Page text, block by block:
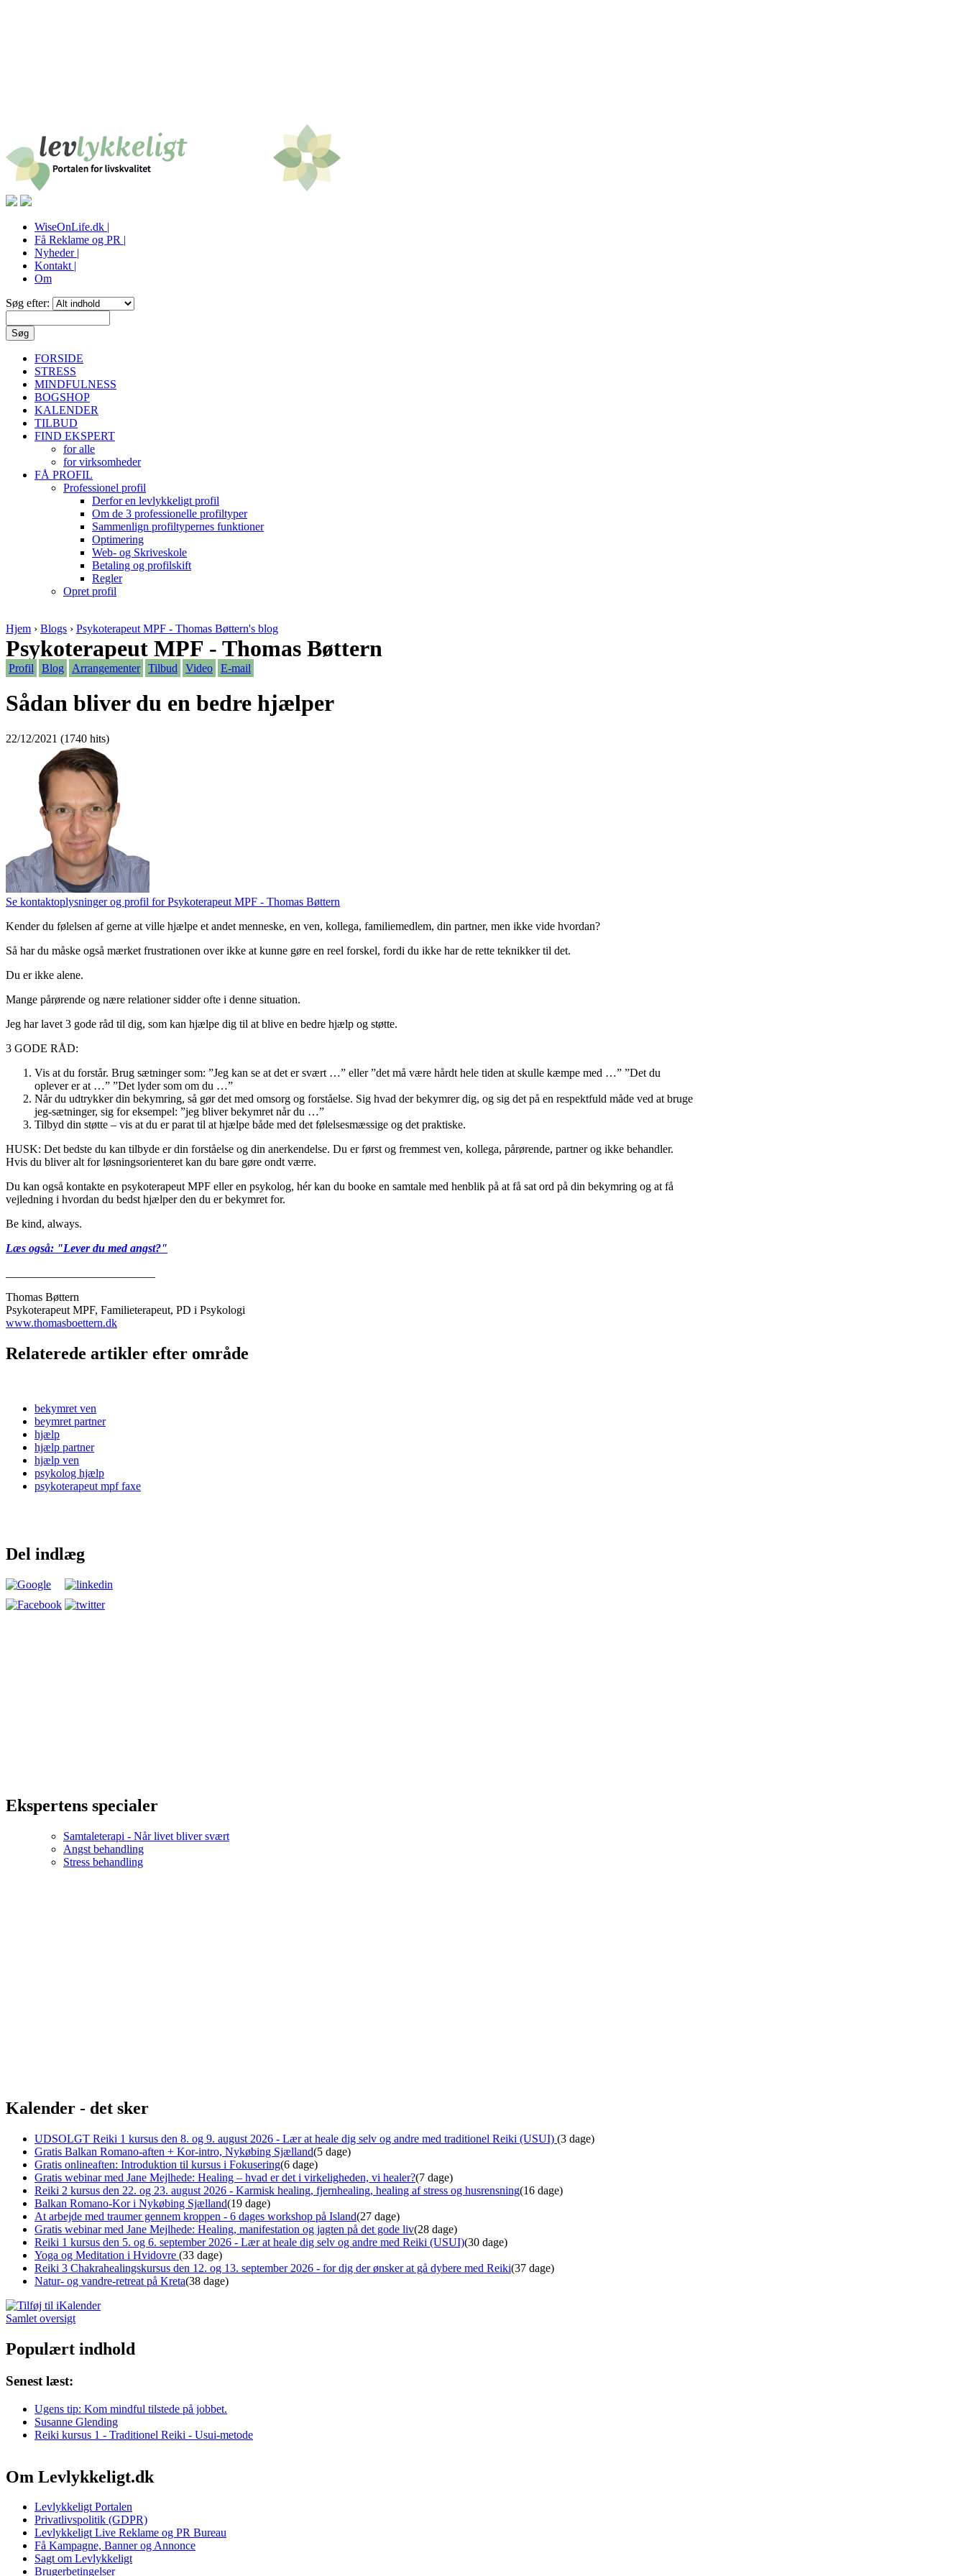
WiseOnLife.dk |
Få Reklame og PR |
Nyheder |
Kontakt |
Om
Søg efter:
FORSIDE
STRESS
MINDFULNESS
BOGSHOP
KALENDER
TILBUD
FIND EKSPERT
for alle
for virksomheder
FÅ PROFIL
Professionel profil
Derfor en levlykkeligt profil
Om de 3 professionelle profiltyper
Sammenlign profiltypernes funktioner
Optimering
Web- og Skriveskole
Betaling og profilskift
Regler
Opret profil
Hjem › Blogs › Psykoterapeut MPF - Thomas Bøttern's blog
Psykoterapeut MPF - Thomas Bøttern
Profil Blog Arrangementer Tilbud Video E-mail
Sådan bliver du en bedre hjælper
22/12/2021 (1740 hits)
Se kontaktoplysninger og profil for Psykoterapeut MPF - Thomas Bøttern
Kender du følelsen af gerne at ville hjælpe et andet menneske, en ven, kollega, familiemedlem, din partner, men ikke vide hvordan?
Så har du måske også mærket frustrationen over ikke at kunne gøre en reel forskel, fordi du ikke har de rette teknikker til det.
Du er ikke alene.
Mange pårørende og nære relationer sidder ofte i denne situation.
Jeg har lavet 3 gode råd til dig, som kan hjælpe dig til at blive en bedre hjælp og støtte.
3 GODE RÅD:
Vis at du forstår. Brug sætninger som: ”Jeg kan se at det er svært …” eller ”det må være hårdt hele tiden at skulle kæmpe med …” ”Det du
oplever er at …” ”Det lyder som om du …”
Når du udtrykker din bekymring, så gør det med omsorg og forståelse. Sig hvad der bekymrer dig, og sig det på en respektfuld måde ved at bruge
jeg-sætninger, sig for eksempel: ”jeg bliver bekymret når du …”
Tilbyd din støtte – vis at du er parat til at hjælpe både med det følelsesmæssige og det praktiske.
HUSK: Det bedste du kan tilbyde er din forståelse og din anerkendelse. Du er først og fremmest ven, kollega, pårørende, partner og ikke behandler.
Hvis du bliver alt for løsningsorienteret kan du bare gøre ondt værre.
Du kan også kontakte en psykoterapeut MPF eller en psykolog, hér kan du booke en samtale med henblik på at få sat ord på din bekymring og at få
vejledning i hvordan du bedst hjælper den du er bekymret for.
Be kind, always.
Læs også: "Lever du med angst?"
Thomas Bøttern
Psykoterapeut MPF, Familieterapeut, PD i Psykologi
www.thomasboettern.dk
Relaterede artikler efter område
bekymret ven
beymret partner
hjælp
hjælp partner
hjælp ven
psykolog hjælp
psykoterapeut mpf faxe
Del indlæg
Ekspertens specialer
Samtaleterapi - Når livet bliver svært
Angst behandling
Stress behandling
Kalender - det sker
UDSOLGT Reiki 1 kursus den 8. og 9. august 2026 - Lær at heale dig selv og andre med traditionel Reiki (USUI) (3 dage)
Gratis Balkan Romano-aften + Kor-intro, Nykøbing Sjælland(5 dage)
Gratis onlineaften: Introduktion til kursus i Fokusering(6 dage)
Gratis webinar med Jane Mejlhede: Healing – hvad er det i virkeligheden, vi healer?(7 dage)
Reiki 2 kursus den 22. og 23. august 2026 - Karmisk healing, fjernhealing, healing af stress og husrensning(16 dage)
Balkan Romano-Kor i Nykøbing Sjælland(19 dage)
At arbejde med traumer gennem kroppen - 6 dages workshop på Island(27 dage)
Gratis webinar med Jane Mejlhede: Healing, manifestation og jagten på det gode liv(28 dage)
Reiki 1 kursus den 5. og 6. september 2026 - Lær at heale dig selv og andre med Reiki (USUI)(30 dage)
Yoga og Meditation i Hvidovre (33 dage)
Reiki 3 Chakrahealingskursus den 12. og 13. september 2026 - for dig der ønsker at gå dybere med Reiki(37 dage)
Natur- og vandre-retreat på Kreta(38 dage)
Samlet oversigt
Populært indhold
Senest læst:
Ugens tip: Kom mindful tilstede på jobbet.
Susanne Glending
Reiki kursus 1 - Traditionel Reiki - Usui-metode
Om Levlykkeligt.dk
Levlykkeligt Portalen
Privatlivspolitik (GDPR)
Levlykkeligt Live Reklame og PR Bureau
Få Kampagne, Banner og Annonce
Sagt om Levlykkeligt
Brugerbetingelser